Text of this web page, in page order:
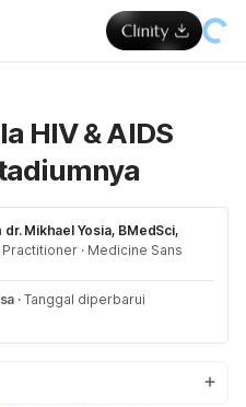
HIV & AIDS
dr. Mikhael Yosia, BMedSci,
Practitioner · Medicine Sans
· Tanggal diperbarui